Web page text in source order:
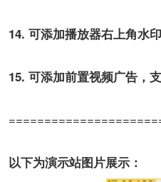
14. 可添加播放器右上角水印
15. 可添加前置视频广告，
以下为演示站图片展示：